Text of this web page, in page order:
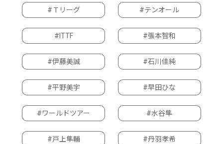
#Ｔリーグ #テンオール
#ITTF #張本智和
#伊藤美誠 #石川佳純
#平野美宇 #早田ひな
#ワールドツアー #水谷隼
#戸上隼輔 #丹羽孝希